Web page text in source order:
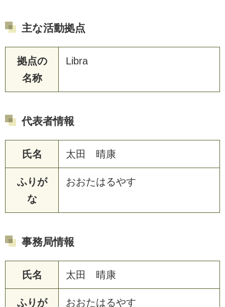
主な活動拠点
拠点の
名称
Libra
代表者情報
氏名 太田 晴康
ふりが
な
おおたはるやす
事務局情報
氏名 太田 晴康
ふりが
おおたはるやす